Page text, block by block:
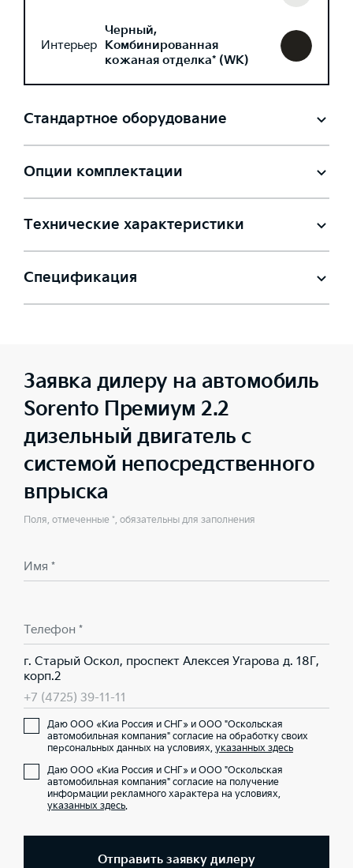
Интерьер
Черный,
Комбинированная
кожаная отделка* (WK)
Стандартное оборудование
Опции комплектации
Технические характеристики
Спецификация
Заявка дилеру на автомобиль
Sorento Премиум 2.2
дизельный двигатель с
системой непосредственного
впрыска
Поля, отмеченные *, обязательны для заполнения
Имя *
Телефон *
г. Старый Оскол, проспект Алексея Угарова д. 18Г,
корп.2
+7 (4725) 39-11-11
Даю ООО «Киа Россия и СНГ» и ООО "Оскольская
автомобильная компания" согласие на обработку своих
персональных данных на условиях, указанных здесь
Даю ООО «Киа Россия и СНГ» и ООО "Оскольская
автомобильная компания" согласие на получение
информации рекламного характера на условиях,
указанных здесь.
Отправить заявку дилеру